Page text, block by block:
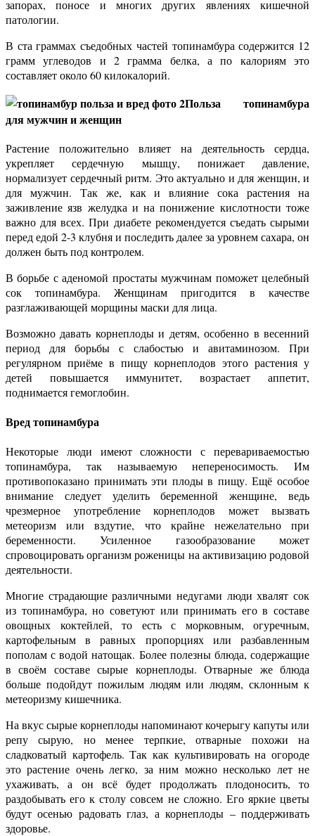
запорах, поносе и многих других явлениях кишечной
патологии.
В ста граммах съедобных частей топинамбура содержится 12
грамм углеводов и 2 грамма белка, а по калориям это
составляет около 60 килокалорий.
Польза топинамбура
для мужчин и женщин
Растение положительно влияет на деятельность сердца,
укрепляет сердечную мышцу, понижает давление,
нормализует сердечный ритм. Это актуально и для женщин, и
для мужчин. Так же, как и влияние сока растения на
заживление язв желудка и на понижение кислотности тоже
важно для всех. При диабете рекомендуется съедать сырыми
перед едой 2-3 клубня и последить далее за уровнем сахара, он
должен быть под контролем.
В борьбе с аденомой простаты мужчинам поможет целебный
сок топинамбура. Женщинам пригодится в качестве
разглаживающей морщины маски для лица.
Возможно давать корнеплоды и детям, особенно в весенний
период для борьбы с слабостью и авитаминозом. При
регулярном приёме в пищу корнеплодов этого растения у
детей повышается иммунитет, возрастает аппетит,
поднимается гемоглобин.
Вред топинамбура
Некоторые люди имеют сложности с перевариваемостью
топинамбура, так называемую непереносимость. Им
противопоказано принимать эти плоды в пищу. Ещё особое
внимание следует уделить беременной женщине, ведь
чрезмерное употребление корнеплодов может вызвать
метеоризм или вздутие, что крайне нежелательно при
беременности. Усиленное газообразование может
спровоцировать организм роженицы на активизацию родовой
деятельности.
Многие страдающие различными недугами люди хвалят сок
из топинамбура, но советуют или принимать его в составе
овощных коктейлей, то есть с морковным, огуречным,
картофельным в равных пропорциях или разбавленным
пополам с водой натощак. Более полезны блюда, содержащие
в своём составе сырые корнеплоды. Отварные же блюда
больше подойдут пожилым людям или людям, склонным к
метеоризму кишечника.
На вкус сырые корнеплоды напоминают кочерыгу капуты или
репу сырую, но менее терпкие, отварные похожи на
сладковатый картофель. Так как культивировать на огороде
это растение очень легко, за ним можно несколько лет не
ухаживать, а он всё будет продолжать плодоносить, то
раздобывать его к столу совсем не сложно. Его яркие цветы
будут осенью радовать глаз, а корнеплоды – поддерживать
здоровье.